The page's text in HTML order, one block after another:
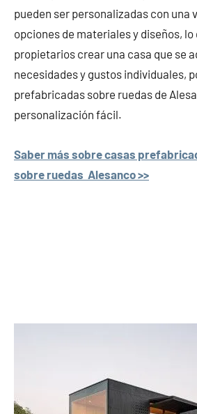
pueden ser personalizadas con una
opciones de materiales y diseños,
propietarios crear una casa que se
necesidades y gustos individuales,
prefabricadas sobre ruedas de
personalización fácil.
Saber más sobre casas
sobre ruedas Alesanco >>